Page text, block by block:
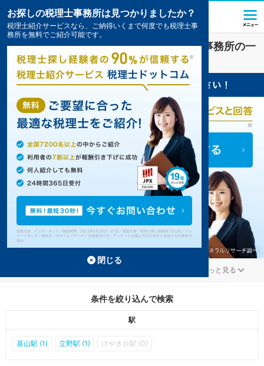
基山で確定申告対策を扱う税理士・会計事務所の一
覧
もっと見る
条件を絞り込んで検索
駅
基山駅 (1) 立野駅 (1) けやき台駅 (0)
お探しの税理士事務所は見つかりましたか？
税理士紹介サービスなら、ご納得いくまで何度でも税理士事
務所を無料でご紹介可能です。
閉じる